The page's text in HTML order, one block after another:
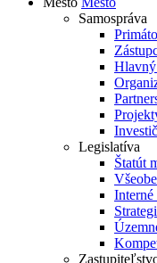
Samospráva
Legislatíva
Štatút
Interné